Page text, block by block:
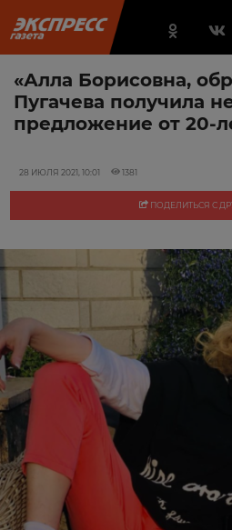
«Алла Борисовна,
Пугачева получила
предложение от 20-
28 ИЮЛЯ 2021, 10:01 1381
ПОДЕЛИТЬСЯ С